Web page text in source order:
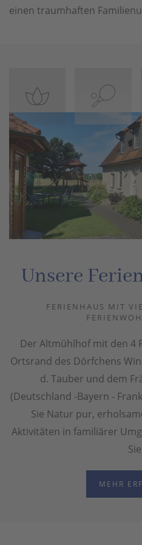
einen traumhaften
Unsere
FERIENHAUS MIT
Der Altmühlhof mit den 4
Ortsrand des Dörfchens
d. Tauber und dem
(Deutschland -Bayern -
Sie Natur pur,
Aktivitäten in familiärer
MEHR